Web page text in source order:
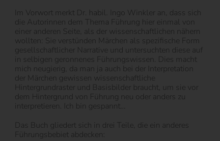
Im Vorwort merkt Dr. habil. Ingo Winkler an, dass sich
die Autorinnen dem Thema Führung hier einmal von
einer anderen Seite, als der wissenschaftlichen nähern
wollten: Sie verstünden Märchen als spezifische Form
gesellschaftlicher Narrative und untersuchten diese auf
in selbigen geronnenes Führungswissen. Dies macht
mich neugierig, da man ja auch bei der Interpretation
der Märchen gewissen wissenschaftliche
Hintergrundraster und Basisbilder braucht, um sie vor
dem Hintergrund von Führung neu oder anders zu
interpretieren. Ich bin gespannt…
Das Buch gliedert sich in drei Teile, die ein anderes
Führungsbebiet abdecken: